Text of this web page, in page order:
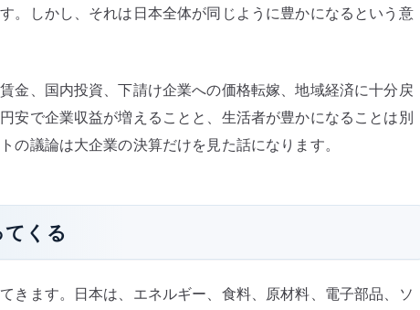
。しかし、それは日本全体が同じように豊かになるという意
金、国内投資、下請け企業への価格転嫁、地域経済に十分戻
安で企業収益が増えることと、生活者が豊かになることは別
議論は大企業の決算だけを見た話になります。
くる
きます。日本は、エネルギー、食料、原材料、電子部品、ソ